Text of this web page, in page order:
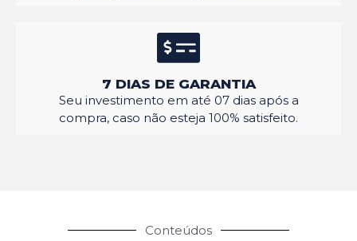
7 DIAS DE GARANTIA
Seu investimento em até 07 dias após a
compra, caso não esteja 100% satisfeito.
Conteúdos